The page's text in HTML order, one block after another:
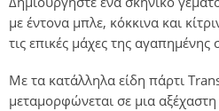
με έντονα μπλε, κόκκινα και
τις επικές μάχες της αγαπημένης
Με τα κατάλληλα είδη πάρτι
μεταμορφώνεται σε μια αξέχαστη